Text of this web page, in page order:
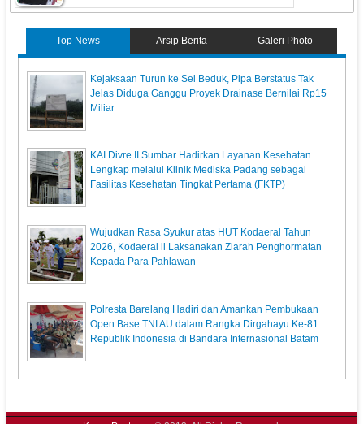
Top News Arsip Berita Galeri Photo
Kejaksaan Turun ke Sei Beduk, Pipa Berstatus Tak
Jelas Diduga Ganggu Proyek Drainase Bernilai Rp15
Miliar
KAI Divre II Sumbar Hadirkan Layanan Kesehatan
Lengkap melalui Klinik Mediska Padang sebagai
Fasilitas Kesehatan Tingkat Pertama (FKTP)
Wujudkan Rasa Syukur atas HUT Kodaeral Tahun
2026, Kodaeral ll Laksanakan Ziarah Penghormatan
Kepada Para Pahlawan
Polresta Barelang Hadiri dan Amankan Pembukaan
Open Base TNI AU dalam Rangka Dirgahayu Ke-81
Republik Indonesia di Bandara Internasional Batam